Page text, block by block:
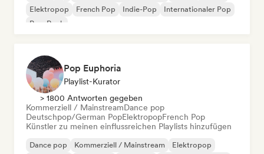
Elektropop
French Pop Indie-Pop
Internationaler Pop
Pop-Rock
Pop Euphoria
Playlist-Kurator
> 1800 Antworten gegeben
Kommerziell / MainstreamDance pop
Deutschpop/German PopElektropopFrench Pop
Künstler zu meinen einflussreichen Playlists hinzufügen
Dance pop Kommerziell / Mainstream
Elektropop